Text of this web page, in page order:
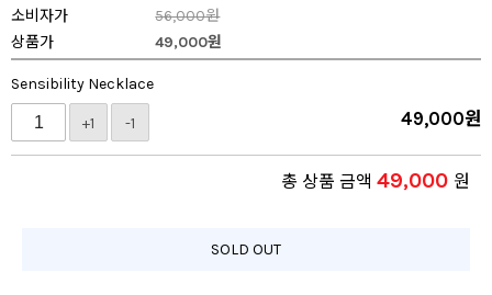
소비자가
56,000원
상품가
49,000원
Sensibility Necklace
+1 -1 49,000원
총 상품 금액 49,000 원
SOLD OUT